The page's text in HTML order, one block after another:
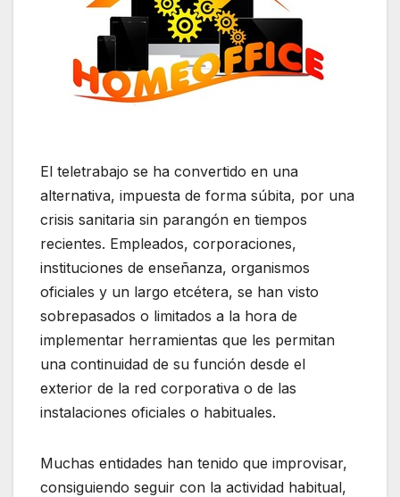
El teletrabajo se ha convertido en una
alternativa, impuesta de forma súbita, por una
crisis sanitaria sin parangón en tiempos
recientes. Empleados, corporaciones,
instituciones de enseñanza, organismos
oficiales y un largo etcétera, se han visto
sobrepasados o limitados a la hora de
implementar herramientas que les permitan
una continuidad de su función desde el
exterior de la red corporativa o de las
instalaciones oficiales o habituales.
Muchas entidades han tenido que improvisar,
consiguiendo seguir con la actividad habitual,